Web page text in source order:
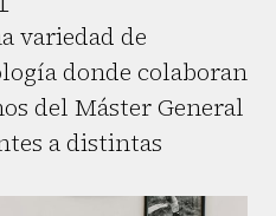
variedad de
donde colaboran
del Máster General
a distintas